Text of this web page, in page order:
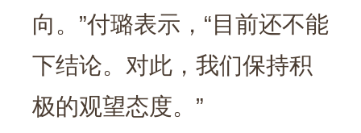
向。”付璐表示，“目前还不能
下结论。对此，我们保持积
极的观望态度。”